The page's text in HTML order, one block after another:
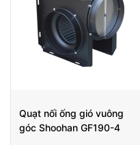
Quạt nối ống gió vuông
góc Shoohan GF190-4